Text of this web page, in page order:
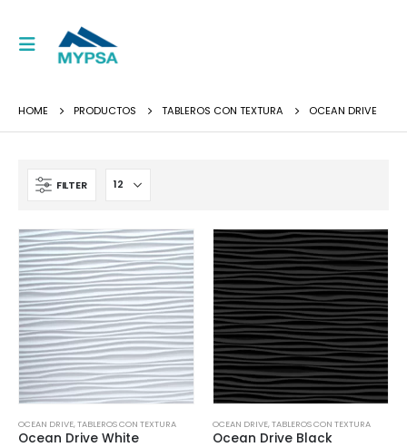
HOME PRODUCTOS TABLEROS CON TEXTURA OCEAN DRIVE
FILTER
OCEAN DRIVE,TABLEROS CON TEXTURA
Ocean Drive White
OCEAN DRIVE,TABLEROS CON TEXTURA
Ocean Drive Black